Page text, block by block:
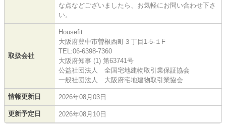
な点などございましたら、お気軽にお問い合わせ下さ
い。
取扱会社
Housefit
大阪府豊中市曽根西町３丁目1-5-１F
TEL:06-6398-7360
大阪府知事 (1) 第63741号
公益社団法人 全国宅地建物取引業保証協会
一般社団法人 大阪府宅地建物取引業協会
情報更新日 2026年08月03日
更新予定日 2026年08月10日